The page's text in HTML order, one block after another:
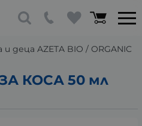
деца AZETA BIO / ORGANIC
КОСА 50 мл